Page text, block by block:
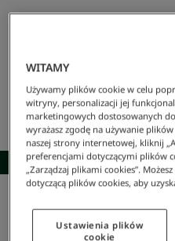
Lacoste/Mężczyzna/Odzież/T-Shirty/
Męski t-shirt z okrągłym
WITAMY
Używamy plików cookie w celu
witryny, personalizacji jej
marketingowych dostosowanych
wyrażasz zgodę na używanie
naszej strony internetowej, kliknij
preferencjami dotyczącymi plików
„Zarządzaj plikami cookies”.
dotyczącą plików cookies, aby
Ustawienia plików
cookie